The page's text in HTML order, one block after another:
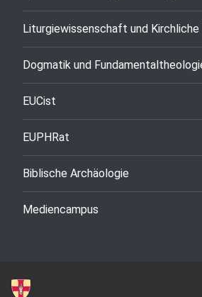
Liturgiewissenschaft und Kirchliche
Dogmatik und
EUCist
EUPHRat
Biblische Archäologie
Mediencampus